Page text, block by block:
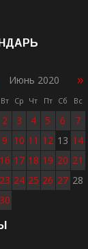
Июнь 2020 »
Вт Ср Чт Пт Сб Вс
2 3 4 5 6
7
9 10 11 12 13 14
16 17 18 19 20 21
23 24 25 26 27 28
30